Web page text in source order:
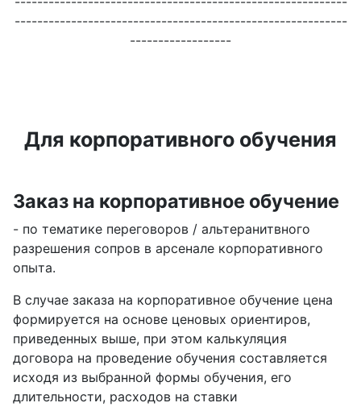
-----------------------------------------------------------
------------------
Для корпоративного обучения
Заказ на корпоративное обучение
- по тематике переговоров / альтеранитвного
разрешения сопров в арсенале корпоративного
опыта.
В случае заказа на корпоративное обучение цена
формируется на основе ценовых ориентиров,
приведенных выше, при этом калькуляция
договора на проведение обучения составляется
исходя из выбранной формы обучения, его
длительности, расходов на ставки